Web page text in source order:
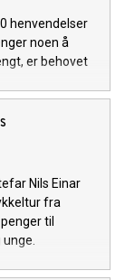
henvendelser
noen å
er behovet
Nils Einar
fra
til